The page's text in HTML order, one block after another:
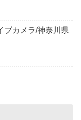
ブカメラ/神奈川県